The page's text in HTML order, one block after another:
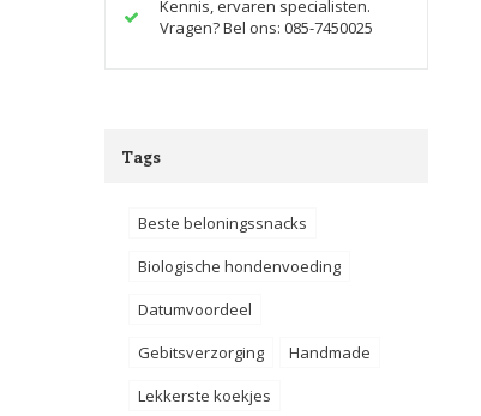
Kennis, ervaren specialisten.
Vragen? Bel ons: 085-7450025
Tags
Beste beloningssnacks
Biologische hondenvoeding
Datumvoordeel
Gebitsverzorging
Handmade
Lekkerste koekjes